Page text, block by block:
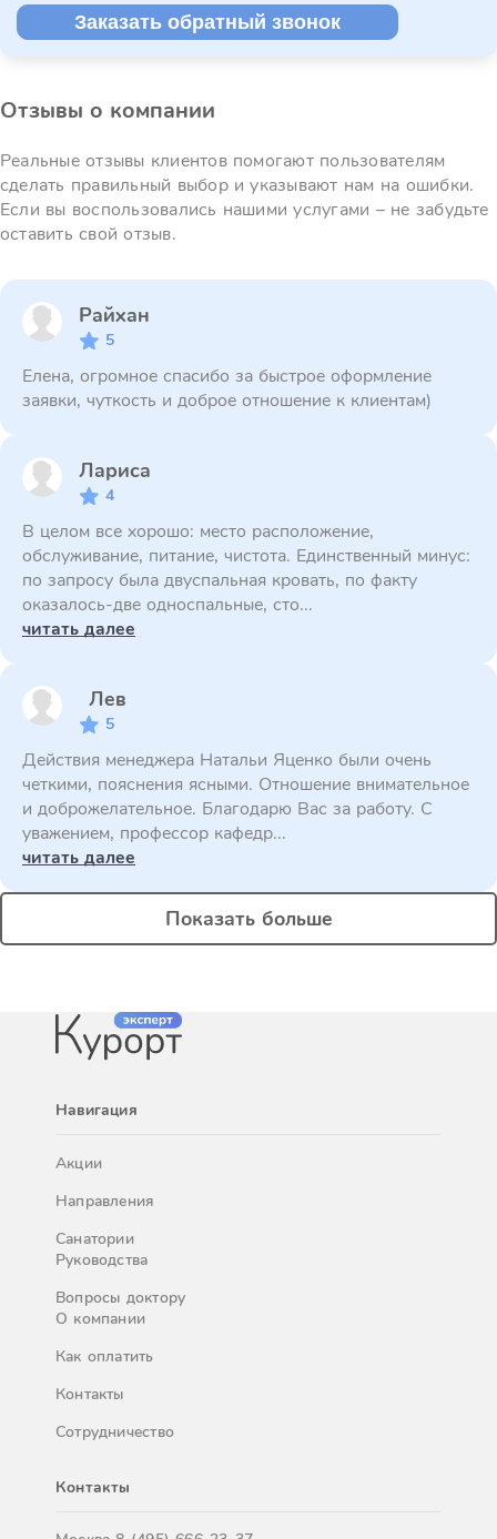
Заказать обратный звонок
Отзывы о компании
Реальные отзывы клиентов помогают пользователям
сделать правильный выбор и указывают нам на ошибки.
Если вы воспользовались нашими услугами – не забудьте
оставить свой отзыв.
Райхан
5
Елена, огромное спасибо за быстрое оформление
заявки, чуткость и доброе отношение к клиентам)
Лариса
4
В целом все хорошо: место расположение,
обслуживание, питание, чистота. Единственный минус:
по запросу была двуспальная кровать, по факту
оказалось-две односпальные, сто...
читать далее
Лев
5
Действия менеджера Натальи Яценко были очень
четкими, пояснения ясными. Отношение внимательное
и доброжелательное. Благодарю Вас за работу. С
уважением, профессор кафедр...
читать далее
Показать больше
Навигация
Акции
Направления
Санатории
Руководства
Вопросы доктору
О компании
Как оплатить
Контакты
Сотрудничество
Контакты